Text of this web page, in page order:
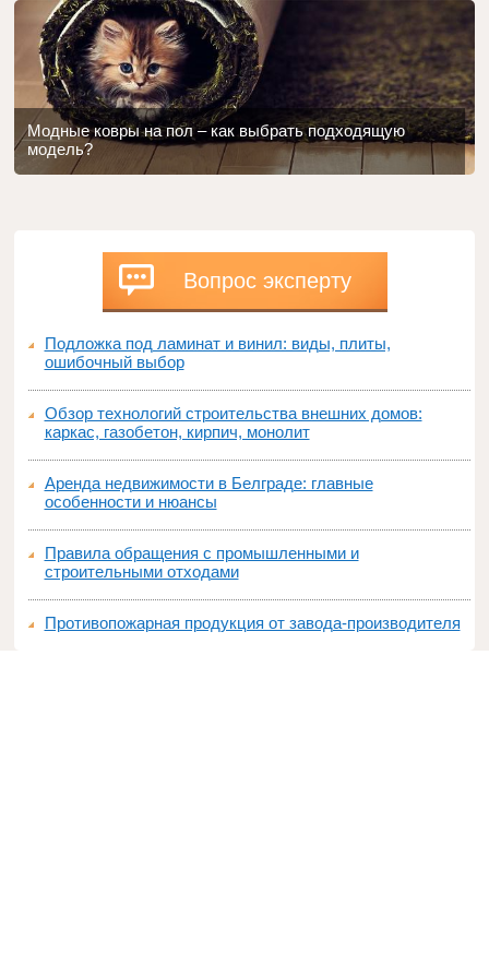
Модные ковры на пол – как выбрать подходящую
модель?
Вопрос эксперту
Подложка под ламинат и винил: виды, плиты,
ошибочный выбор
Обзор технологий строительства внешних домов:
каркас, газобетон, кирпич, монолит
Аренда недвижимости в Белграде: главные
особенности и нюансы
Правила обращения с промышленными и
строительными отходами
Противопожарная продукция от завода-производителя